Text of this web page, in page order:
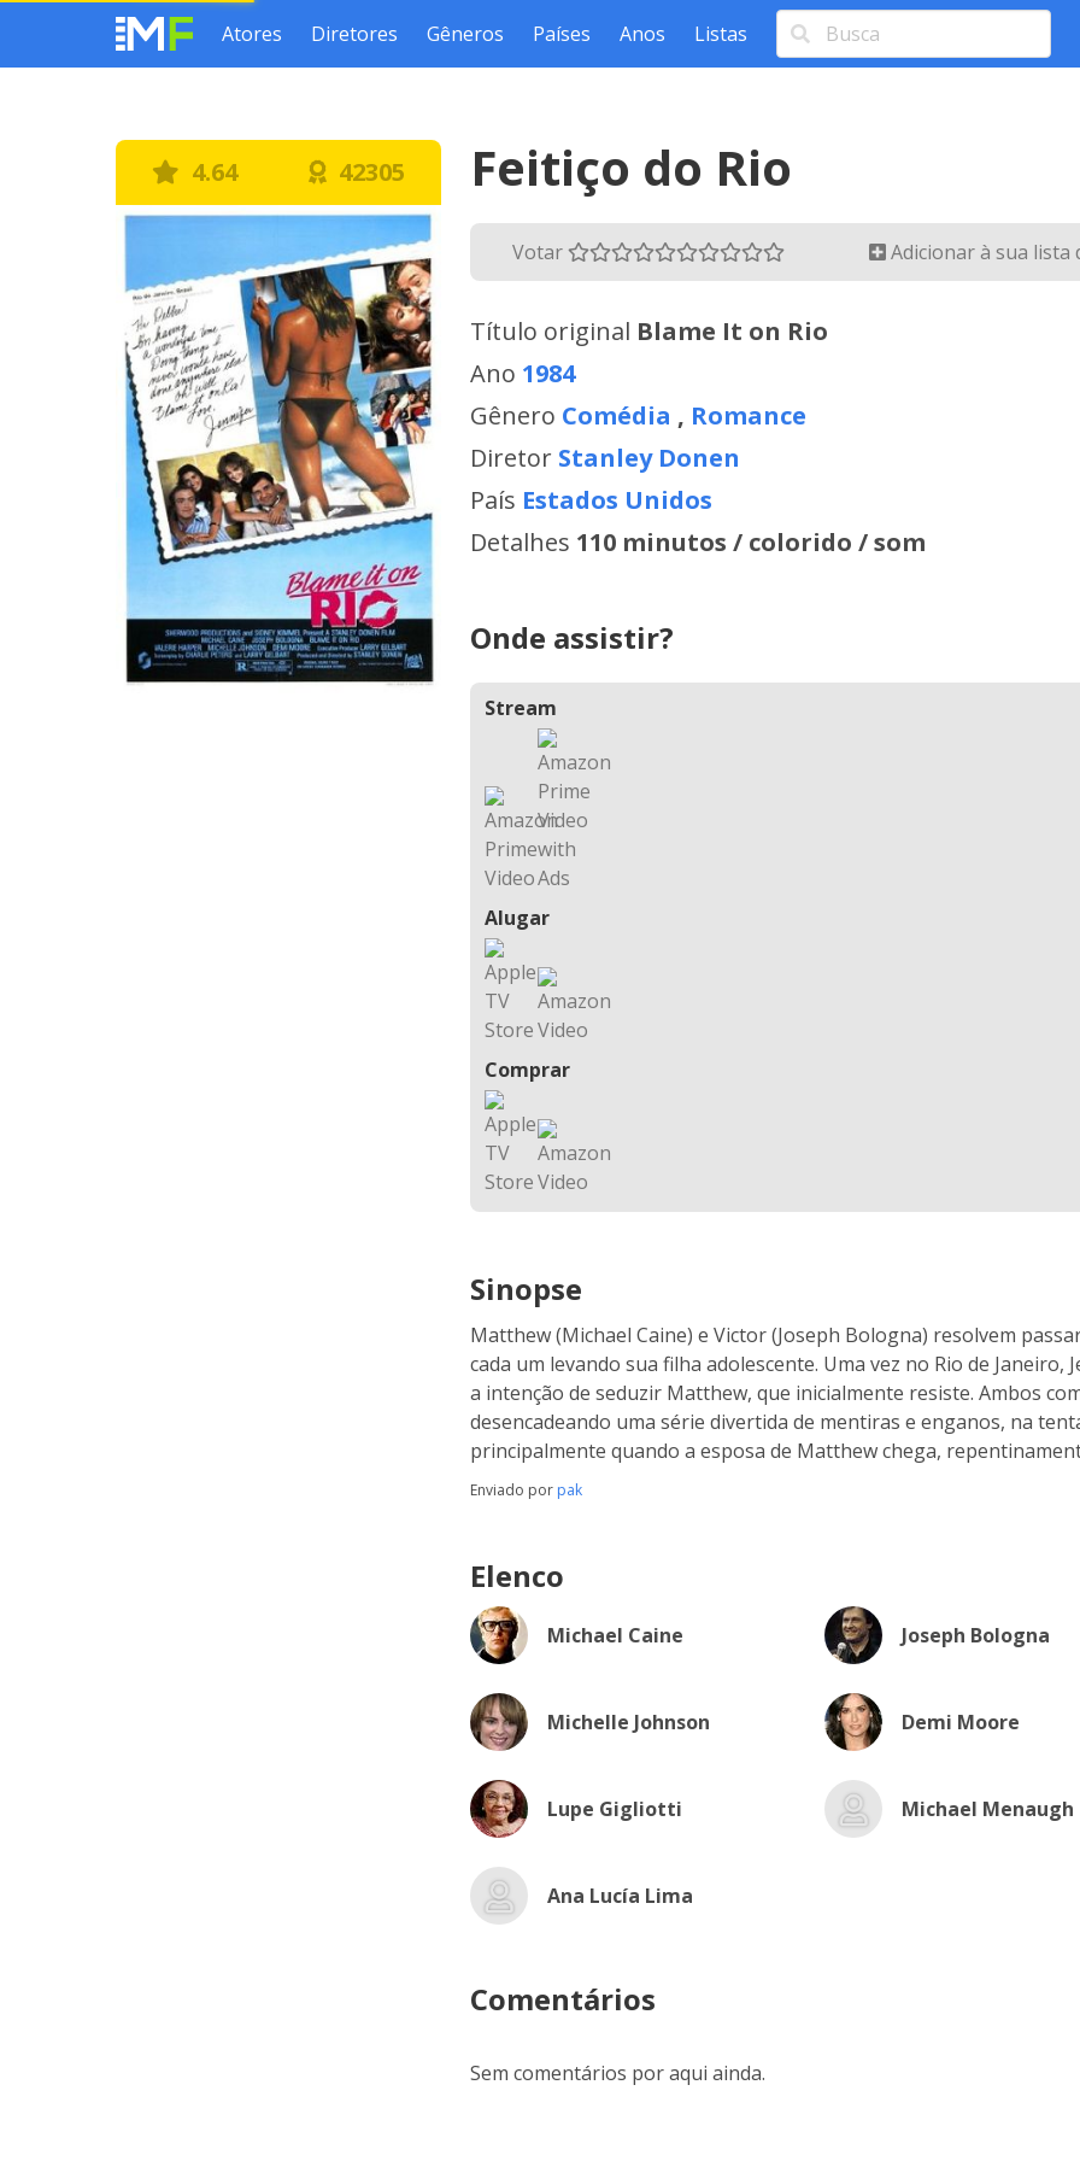
Atores Diretores Gêneros Países Anos Listas
4.64 42305 Feitiço do Rio
Votar Adicionar à sua lista
Título original Blame It on Rio
Ano 1984
Gênero Comédia , Romance
Diretor Stanley Donen
País Estados Unidos
Detalhes 110 minutos / colorido / som
Onde assistir?
Stream
Alugar
Comprar
Sinopse
Matthew (Michael Caine) e Victor (Joseph Bologna) resolvem
cada um levando sua filha adolescente. Uma vez no Rio de
a intenção de seduzir Matthew, que inicialmente resiste. Ambos
desencadeando uma série divertida de mentiras e enganos, na
principalmente quando a esposa de Matthew chega,
Enviado por pak
Elenco
Michael Caine Joseph Bologna
Michelle Johnson Demi Moore
Lupe Gigliotti Michael Menaugh
Ana Lucía Lima
Comentários
Sem comentários por aqui ainda.